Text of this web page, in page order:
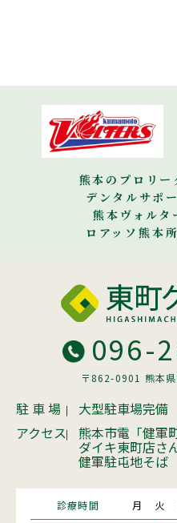
熊本のプロリー
デンタルサポ
熊本ヴォルタ
ロアッソ熊本
096-
〒862-0901 熊本
駐 車 場
大型駐車場完備
アクセス
熊本市電「健軍
ダイキ東町店さ
健軍駐屯地そば
診療時間 月 火